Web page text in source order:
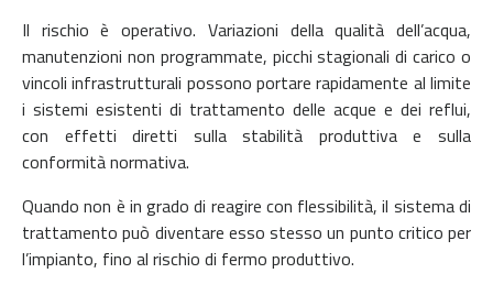
Il rischio è operativo. Variazioni della qualità dell’acqua,
manutenzioni non programmate, picchi stagionali di carico o
vincoli infrastrutturali possono portare rapidamente al limite
i sistemi esistenti di trattamento delle acque e dei reflui,
con effetti diretti sulla stabilità produttiva e sulla
conformità normativa.
Quando non è in grado di reagire con flessibilità, il sistema di
trattamento può diventare esso stesso un punto critico per
l’impianto, fino al rischio di fermo produttivo.